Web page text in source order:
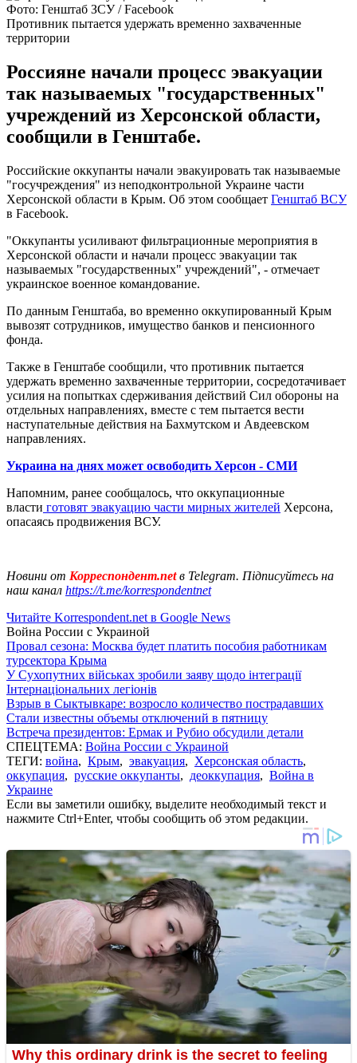
Фото: Генштаб ЗСУ / Facebook
Противник пытается удержать временно захваченные
территории
Россияне начали процесс эвакуации
так называемых "государственных"
учреждений из Херсонской области,
сообщили в Генштабе.
Российские оккупанты начали эвакуировать так называемые
"госучреждения" из неподконтрольной Украине части
Херсонской области в Крым. Об этом сообщает Генштаб ВСУ
в Facebook.
"Оккупанты усиливают фильтрационные мероприятия в
Херсонской области и начали процесс эвакуации так
называемых "государственных" учреждений", - отмечает
украинское военное командование.
По данным Генштаба, во временно оккупированный Крым
вывозят сотрудников, имущество банков и пенсионного
фонда.
Также в Генштабе сообщили, что противник пытается
удержать временно захваченные территории, сосредотачивает
усилия на попытках сдерживания действий Сил обороны на
отдельных направлениях, вместе с тем пытается вести
наступательные действия на Бахмутском и Авдеевском
направлениях.
Украина на днях может освободить Херсон - СМИ
Напомним, ранее сообщалось, что оккупационные
власти готовят эвакуацию части мирных жителей Херсона,
опасаясь продвижения ВСУ.
Новини от Корреспондент.netв Telegram. Підписуйтесь на
наш канал https://t.me/korrespondentnet
Читайте Korrespondent.net в Google News
Война России с Украиной
Провал сезона: Москва будет платить пособия работникам
турсектора Крыма
У Сухопутних військах зробили заяву щодо інтеграції
Інтернаціональних легіонів
Взрыв в Сыктывкаре: возросло количество пострадавших
Стали известны объемы отключений в пятницу
Встреча президентов: Ермак и Рубио обсудили детали
СПЕЦТЕМА: Война России с Украиной
ТЕГИ: война, Крым, эвакуация, Херсонская область,
оккупация, русские оккупанты, деоккупация, Война в
Украине
Если вы заметили ошибку, выделите необходимый текст и
нажмите Ctrl+Enter, чтобы сообщить об этом редакции.